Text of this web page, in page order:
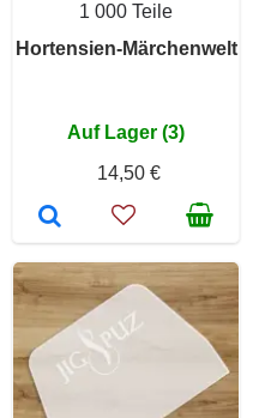
1 000 Teile
Hortensien-Märchenwelt
Auf Lager (3)
14,50 €